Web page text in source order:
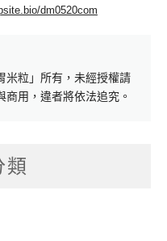
dm0520com
米粒」所有，未經授權請
用，違者將依法追究。
類